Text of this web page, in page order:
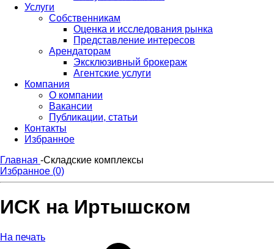
Услуги
Собственникам
Оценка и исследования рынка
Представление интересов
Арендаторам
Эксклюзивный брокераж
Агентские услуги
Компания
О компании
Вакансии
Публикации, статьи
Контакты
Избранное
Главная -Складские комплексы
Избранное (0)
ИСК на Иртышском
На печать